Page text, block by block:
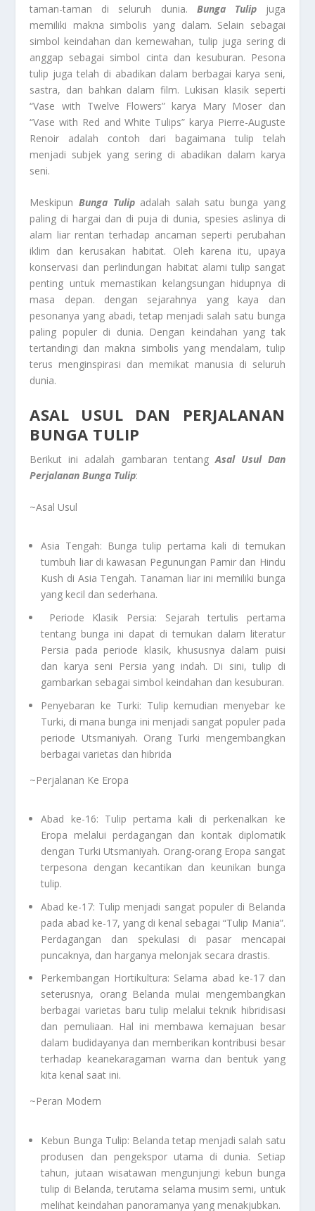
taman-taman di seluruh dunia. Bunga Tulipjuga
memiliki makna simbolis yang dalam. Selain sebagai
simbol keindahan dan kemewahan, tulip juga sering di
anggap sebagai simbol cinta dan kesuburan. Pesona
tulip juga telah di abadikan dalam berbagai karya seni,
sastra, dan bahkan dalam film. Lukisan klasik seperti
“Vase with Twelve Flowers” karya Mary Moser dan
“Vase with Red and White Tulips” karya Pierre-Auguste
Renoir adalah contoh dari bagaimana tulip telah
menjadi subjek yang sering di abadikan dalam karya
seni.
MeskipunBunga Tulipadalah salah satu bunga yang
paling di hargai dan di puja di dunia, spesies aslinya di
alam liar rentan terhadap ancaman seperti perubahan
iklim dan kerusakan habitat. Oleh karena itu, upaya
konservasi dan perlindungan habitat alami tulip sangat
penting untuk memastikan kelangsungan hidupnya di
masa depan. dengan sejarahnya yang kaya dan
pesonanya yang abadi, tetap menjadi salah satu bunga
paling populer di dunia. Dengan keindahan yang tak
tertandingi dan makna simbolis yang mendalam, tulip
terus menginspirasi dan memikat manusia di seluruh
dunia.
ASAL USUL DAN PERJALANAN
BUNGA TULIP
Berikut ini adalah gambaran tentang Asal Usul Dan
Perjalanan Bunga Tulip:
~Asal Usul
Asia Tengah: Bunga tulip pertama kali di temukan
tumbuh liar di kawasan Pegunungan Pamir dan Hindu
Kush di Asia Tengah. Tanaman liar ini memiliki bunga
yang kecil dan sederhana.
Periode Klasik Persia: Sejarah tertulis pertama
tentang bunga ini dapat di temukan dalam literatur
Persia pada periode klasik, khususnya dalam puisi
dan karya seni Persia yang indah. Di sini, tulip di
gambarkan sebagai simbol keindahan dan kesuburan.
Penyebaran ke Turki: Tulip kemudian menyebar ke
Turki, di mana bunga ini menjadi sangat populer pada
periode Utsmaniyah. Orang Turki mengembangkan
berbagai varietas dan hibrida
~Perjalanan Ke Eropa
Abad ke-16: Tulip pertama kali di perkenalkan ke
Eropa melalui perdagangan dan kontak diplomatik
dengan Turki Utsmaniyah. Orang-orang Eropa sangat
terpesona dengan kecantikan dan keunikan bunga
tulip.
Abad ke-17: Tulip menjadi sangat populer di Belanda
pada abad ke-17, yang di kenal sebagai “Tulip Mania”.
Perdagangan dan spekulasi di pasar mencapai
puncaknya, dan harganya melonjak secara drastis.
Perkembangan Hortikultura: Selama abad ke-17 dan
seterusnya, orang Belanda mulai mengembangkan
berbagai varietas baru tulip melalui teknik hibridisasi
dan pemuliaan. Hal ini membawa kemajuan besar
dalam budidayanya dan memberikan kontribusi besar
terhadap keanekaragaman warna dan bentuk yang
kita kenal saat ini.
~Peran Modern
Kebun Bunga Tulip: Belanda tetap menjadi salah satu
produsen dan pengekspor utama di dunia. Setiap
tahun, jutaan wisatawan mengunjungi kebun bunga
tulip di Belanda, terutama selama musim semi, untuk
melihat keindahan panoramanya yang menakjubkan.